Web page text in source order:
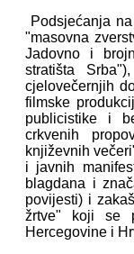
Podsjećanja
"masovna
Jadovno i
stratišta
cjelovečernjih
filmske
publicistike i
crkvenih
književnih
i javnih
blagdana i
povijesti) i
žrtve" koji se
Hercegovine i